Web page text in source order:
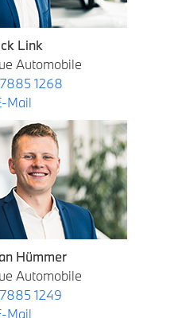
Link
Automobile
1268
Mail
Hümmer
Automobile
1249
Mail